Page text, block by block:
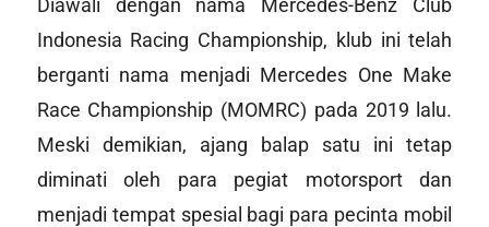
Indonesia Racing Championship, klub ini telah
berganti nama menjadi Mercedes One Make
Race Championship (MOMRC) pada 2019 lalu.
Meski demikian, ajang balap satu ini tetap
diminati oleh para pegiat motorsport dan
menjadi tempat spesial bagi para pecinta mobil